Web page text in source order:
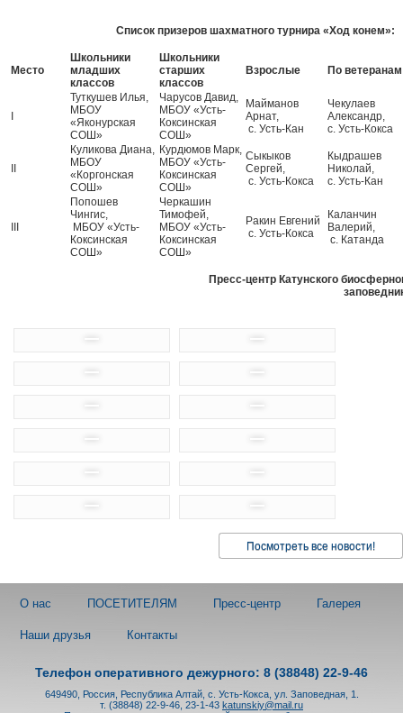
Список призеров шахматного турнира «Ход конем»:
Место
Школьники
младших
классов
Школьники
старших
классов
Взрослые По ветеранам
I
Туткушев Илья,
МБОУ
«Яконурская
СОШ»
Чарусов Давид,
МБОУ «Усть-
Коксинская
СОШ»
Майманов
Арнат,
с. Усть-Кан
Чекулаев
Александр,
с. Усть-Кокса
II
Куликова Диана,
МБОУ
«Коргонская
СОШ»
Курдюмов Марк,
МБОУ «Усть-
Коксинская
СОШ»
Сыкыков
Сергей,
с. Усть-Кокса
Кыдрашев
Николай,
с. Усть-Кан
III
Попошев
Чингис,
МБОУ «Усть-
Коксинская
СОШ»
Черкашин
Тимофей,
МБОУ «Усть-
Коксинская
СОШ»
Ракин Евгений
с. Усть-Кокса
Каланчин
Валерий,
с. Катанда
Пресс-центр Катунского
Посмотреть все новости!
О нас ПОСЕТИТЕЛЯМ Пресс-центр Галерея
Наши друзья Контакты
Телефон оперативного дежурного: 8 (38848) 22-9-46
649490, Россия, Республика Алтай, с. Усть-Кокса, ул. Заповедная, 1.
т. (38848) 22-9-46, 23-1-43 katunskiy@mail.ru